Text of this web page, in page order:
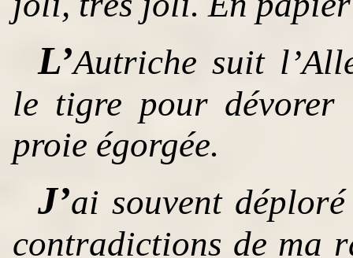
L’Autriche suit
le tigre pour dévorer
proie égorgée.
J’ai souvent déploré
contradictions de ma